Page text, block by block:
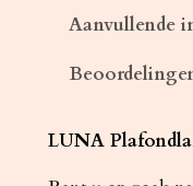
L
Aanvullende
LUNA